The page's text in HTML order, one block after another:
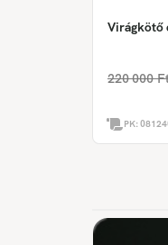
Virágkötő
220 000
PK: